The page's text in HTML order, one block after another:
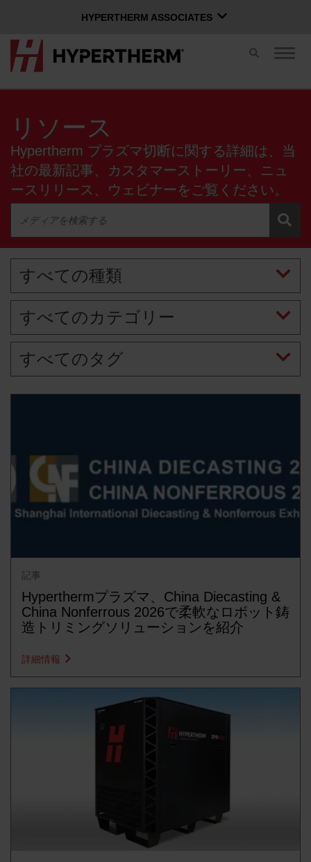
HYPERTHERM ASSOCIATES
Hypertherm プラズマ
OMAX ウォータージェット
切
チ
ナ
を
り
え
る
Xnetにログイン
ユーザー名
パスワード
ログイン
アカウントを作成する
パスワードを忘れた場合
お問い合わせ
製品
解決方法
リソース
購入情報
リソース
Hypertherm プラズマ切断に関する詳細は、当
社の最新記事、カスタマーストーリー、ニュ
ースリリース、ウェビナーをご覧ください。
すべての種類
すべてのカテゴリー
すべてのタグ
記事
Hyperthermプラズマ、China Diecasting &
China Nonferrous 2026で柔軟なロボット鋳
造トリミングソリューションを紹介
詳細情報